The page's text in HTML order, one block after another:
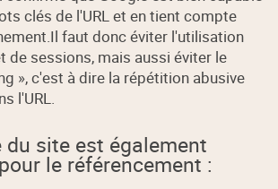
clés de l'URL et en tient compte
faut donc éviter l'utilisation
de sessions, mais aussi éviter le
», c'est à dire la répétition abusive
l'URL.
du site est également
le référencement :